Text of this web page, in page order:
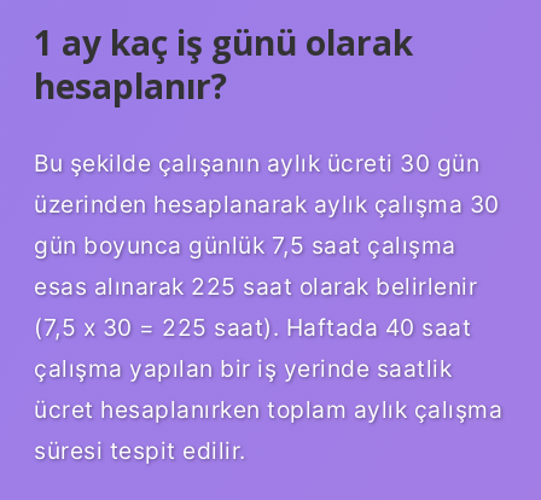
1 ay kaç iş günü olarak
hesaplanır?
Bu şekilde çalışanın aylık ücreti 30 gün
üzerinden hesaplanarak aylık çalışma 30
gün boyunca günlük 7,5 saat çalışma
esas alınarak 225 saat olarak belirlenir
(7,5 x 30 = 225 saat). Haftada 40 saat
çalışma yapılan bir iş yerinde saatlik
ücret hesaplanırken toplam aylık çalışma
süresi tespit edilir.